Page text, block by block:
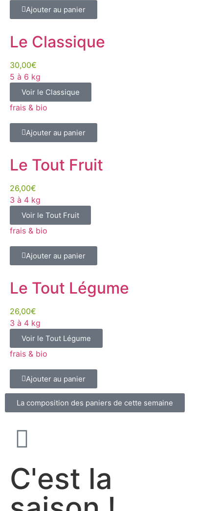
Ajouter au panier
Le Classique
30,00€
5 à 6 kg
Voir le Classique
frais & bio
Ajouter au panier
Le Tout Fruit
26,00€
3 à 4 kg
Voir le Tout Fruit
frais & bio
Ajouter au panier
Le Tout Légume
26,00€
3 à 4 kg
Voir le Tout Légume
frais & bio
Ajouter au panier
La composition des paniers de cette semaine
C'est la